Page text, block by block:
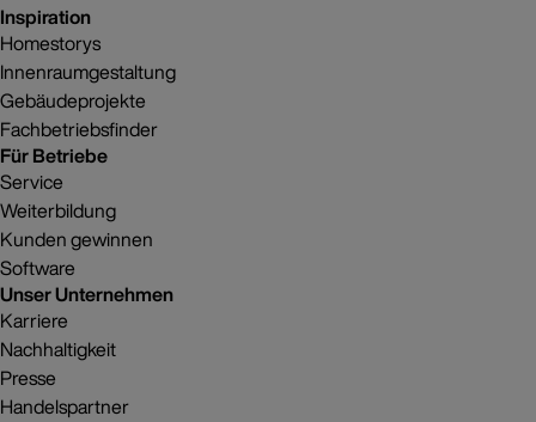
Inspiration
Homestorys
Innenraumgestaltung
Gebäudeprojekte
Fachbetriebsfinder
Für Betriebe
Service
Weiterbildung
Kunden gewinnen
Software
Unser Unternehmen
Karriere
Nachhaltigkeit
Presse
Handelspartner